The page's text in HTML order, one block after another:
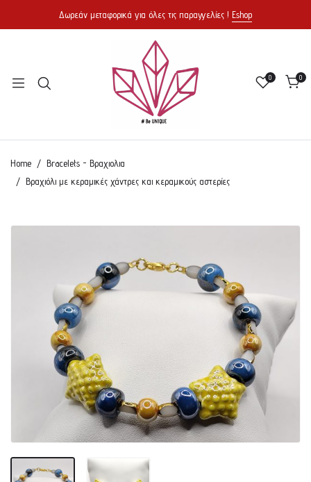
Δωρεάν μεταφορικά για όλες τις παραγγελίες ! Eshop
0 0
Home
Bracelets - Βραχιολια
Βραχιόλι με κεραμικές χάντρες και κεραμικούς αστερίες